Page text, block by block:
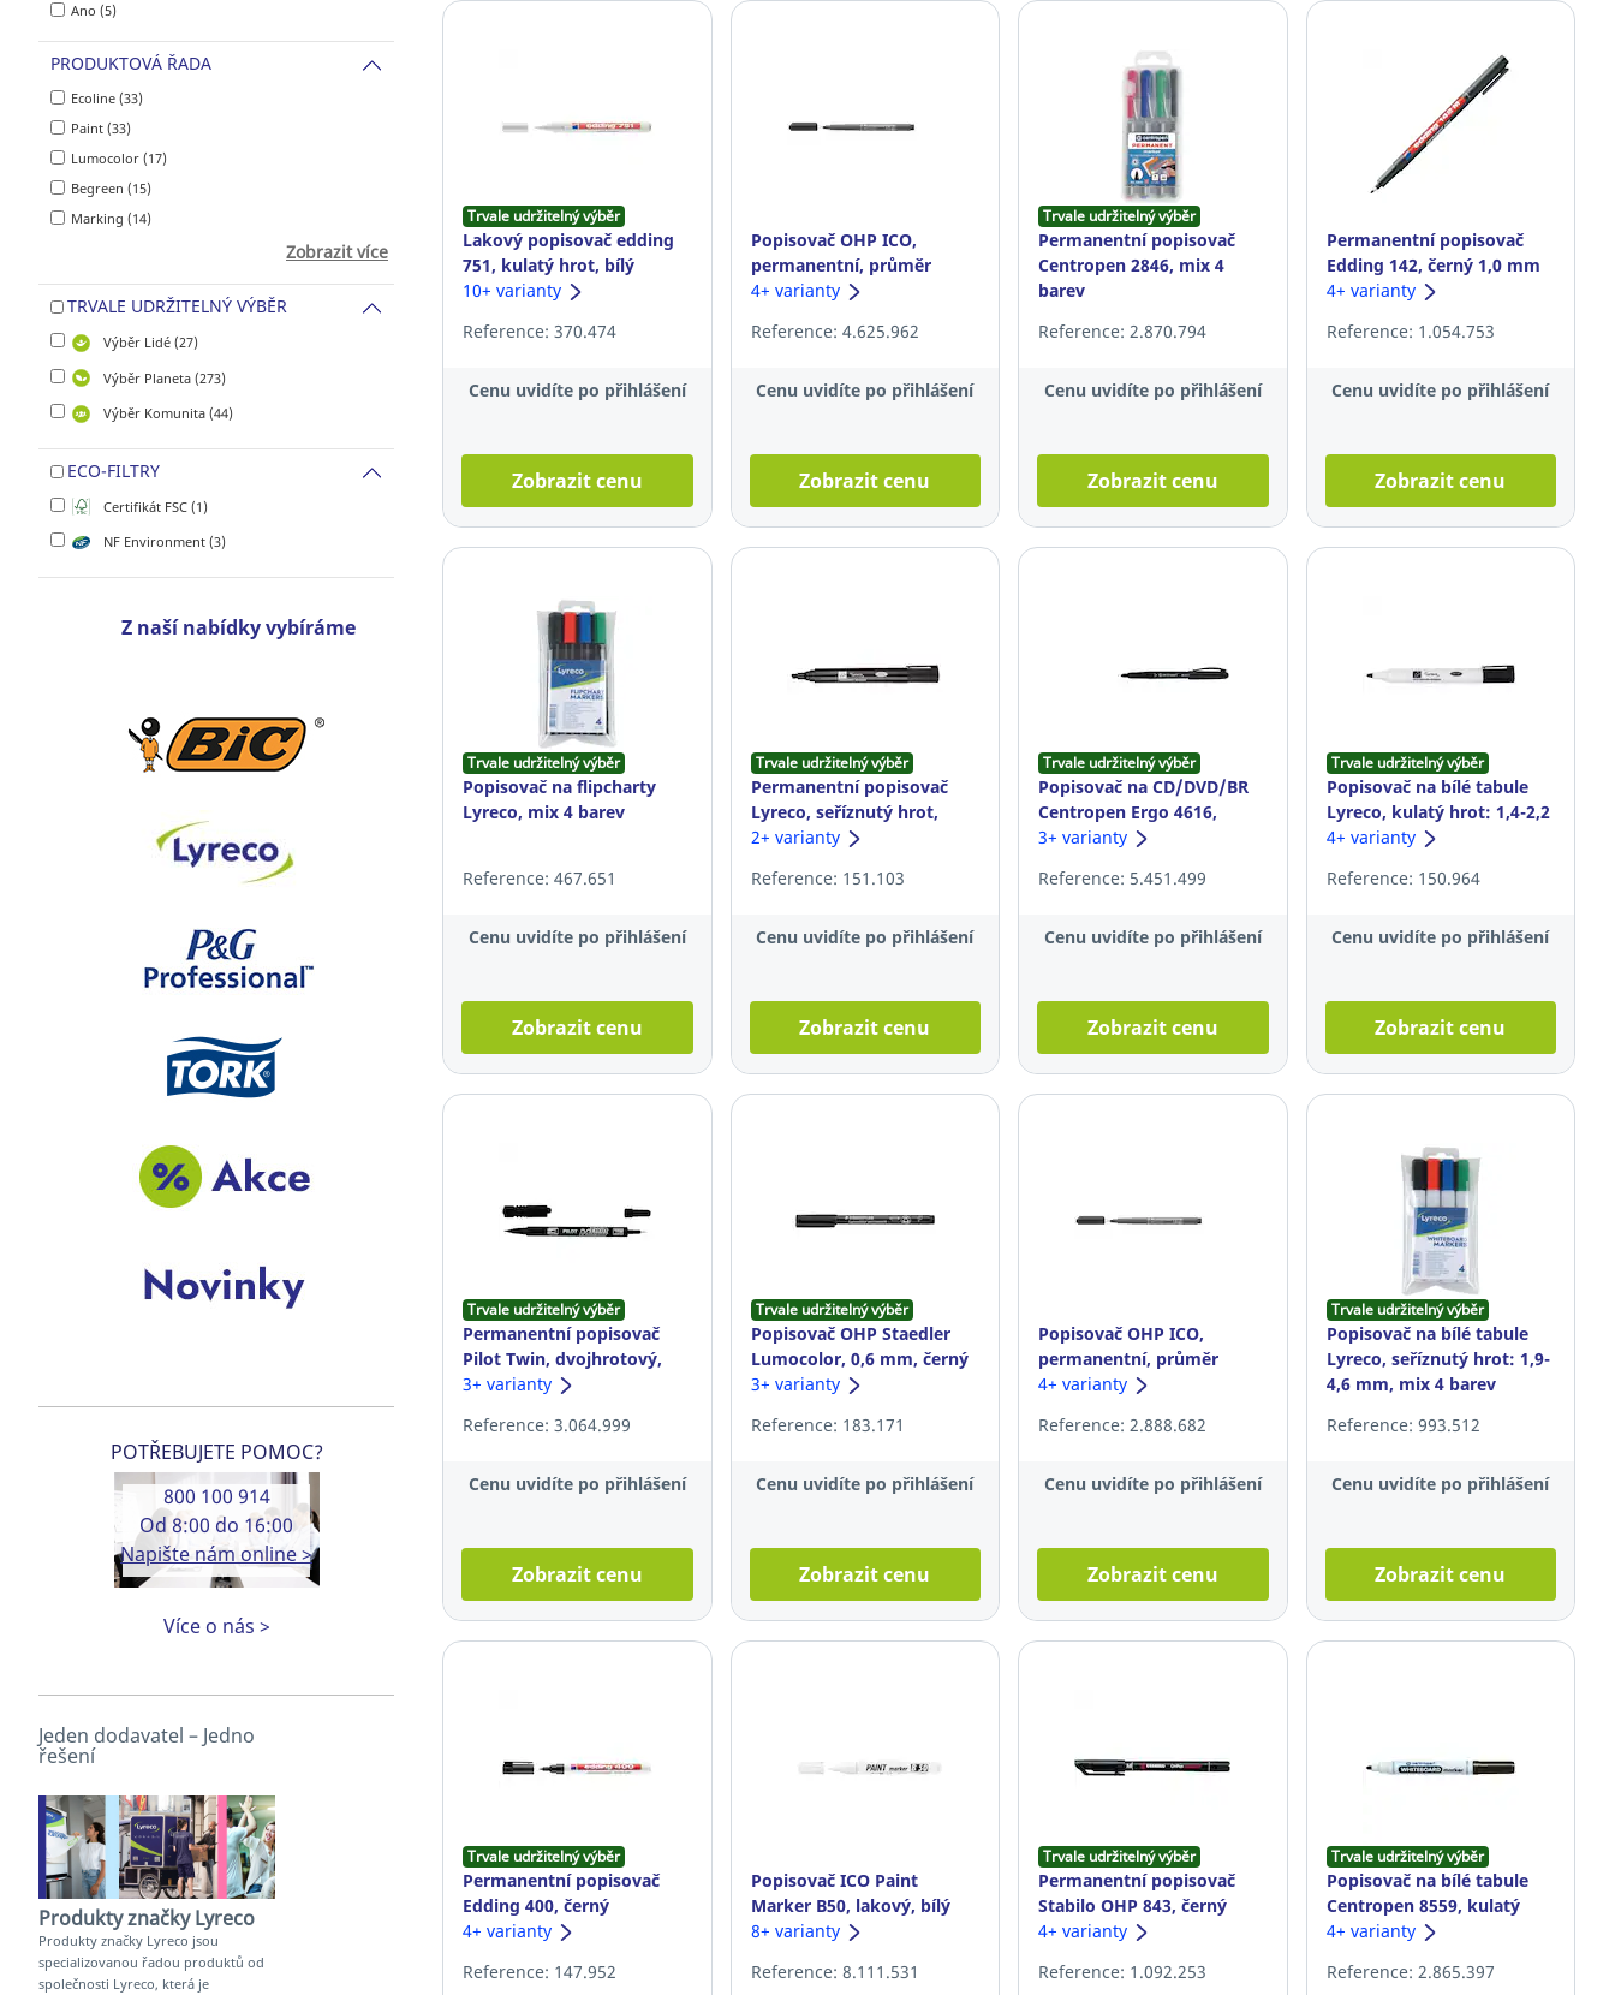
Ano (5)
PRODUKTOVÁ ŘADA
Ecoline (33)
Paint (33)
Lumocolor (17)
Begreen (15)
Marking (14)
Zobrazit více
TRVALE UDRŽITELNÝ VÝBĚR
Výběr Lidé (27)
Výběr Planeta (273)
Výběr Komunita (44)
ECO-FILTRY
Certifikát FSC (1)
NF Environment (3)
Z naší nabídky vybíráme
POTŘEBUJETE POMOC?
800 100 914
Od 8:00 do 16:00
Napište nám online >
Více o nás >
Jeden dodavatel – Jedno
řešení
Produkty značky Lyreco
Produkty značky Lyreco jsou
specializovanou řadou produktů od
společnosti Lyreco, která je
Trvale udržitelný výběr
Lakový popisovač edding
751, kulatý hrot, bílý
10+ varianty
Reference: 370.474
Cenu uvidíte po přihlášení
Zobrazit cenu
Popisovač OHP ICO,
permanentní, průměr
hrotu: 0,3 mm, černý
4+ varianty
Reference: 4.625.962
Cenu uvidíte po přihlášení
Zobrazit cenu
Trvale udržitelný výběr
Permanentní popisovač
Centropen 2846, mix 4
barev
Reference: 2.870.794
Cenu uvidíte po přihlášení
Zobrazit cenu
Permanentní popisovač
Edding 142, černý 1,0 mm
4+ varianty
Reference: 1.054.753
Cenu uvidíte po přihlášení
Zobrazit cenu
Trvale udržitelný výběr
Popisovač na flipcharty
Lyreco, mix 4 barev
Reference: 467.651
Cenu uvidíte po přihlášení
Zobrazit cenu
Trvale udržitelný výběr
Permanentní popisovač
Lyreco, seříznutý hrot,
černý
2+ varianty
Reference: 151.103
Cenu uvidíte po přihlášení
Zobrazit cenu
Trvale udržitelný výběr
Popisovač na CD/DVD/BR
Centropen Ergo 4616,
kulatý hrot: 0,6 mm, černý
3+ varianty
Reference: 5.451.499
Cenu uvidíte po přihlášení
Zobrazit cenu
Trvale udržitelný výběr
Popisovač na bílé tabule
Lyreco, kulatý hrot: 1,4-2,2
mm, černý
4+ varianty
Reference: 150.964
Cenu uvidíte po přihlášení
Zobrazit cenu
Trvale udržitelný výběr
Permanentní popisovač
Pilot Twin, dvojhrotový,
černý
3+ varianty
Reference: 3.064.999
Cenu uvidíte po přihlášení
Zobrazit cenu
Trvale udržitelný výběr
Popisovač OHP Staedler
Lumocolor, 0,6 mm, černý
3+ varianty
Reference: 183.171
Cenu uvidíte po přihlášení
Zobrazit cenu
Popisovač OHP ICO,
permanentní, průměr
hrotu: 0,5 mm, černý
4+ varianty
Reference: 2.888.682
Cenu uvidíte po přihlášení
Zobrazit cenu
Trvale udržitelný výběr
Popisovač na bílé tabule
Lyreco, seříznutý hrot: 1,9-
4,6 mm, mix 4 barev
Reference: 993.512
Cenu uvidíte po přihlášení
Zobrazit cenu
Trvale udržitelný výběr
Permanentní popisovač
Edding 400, černý
4+ varianty
Reference: 147.952
Popisovač ICO Paint
Marker B50, lakový, bílý
8+ varianty
Reference: 8.111.531
Trvale udržitelný výběr
Permanentní popisovač
Stabilo OHP 843, černý
4+ varianty
Reference: 1.092.253
Trvale udržitelný výběr
Popisovač na bílé tabule
Centropen 8559, kulatý
hrot: 2-3 mm, černý
4+ varianty
Reference: 2.865.397